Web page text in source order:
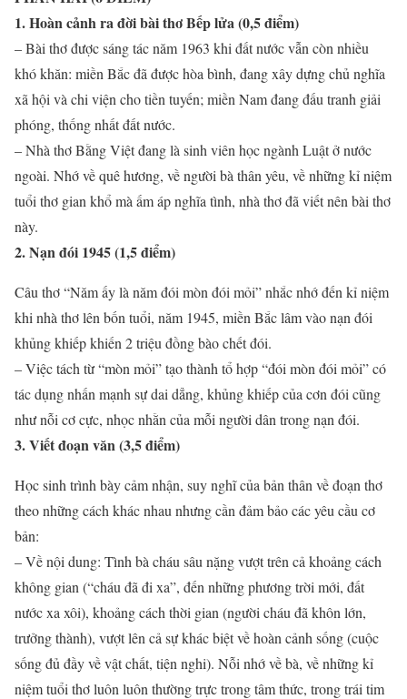
1. Hoàn cảnh ra đời bài thơ Bếp lửa (0,5 điểm)
– Bài thơ được sáng tác năm 1963 khi đất nước vẫn còn nhiều
khó khăn: miền Bắc đã được hòa bình, đang xây dựng chủ nghĩa
xã hội và chi viện cho tiền tuyến; miền Nam đang đấu tranh giải
phóng, thống nhất đất nước.
– Nhà thơ Bằng Việt đang là sinh viên học ngành Luật ở nước
ngoài. Nhớ về quê hương, về người bà thân yêu, về những kỉ niệm
tuổi thơ gian khổ mà ấm áp nghĩa tình, nhà thơ đã viết nên bài thơ
này.
2. Nạn đói 1945 (1,5 điểm)
Câu thơ “Năm ấy là năm đói mòn đói mỏi” nhắc nhớ đến kỉ niệm
khi nhà thơ lên bốn tuổi, năm 1945, miền Bắc lâm vào nạn đói
khủng khiếp khiến 2 triệu đồng bào chết đói.
– Việc tách từ “mòn mỏi” tạo thành tổ hợp “đói mòn đói mỏi” có
tác dụng nhấn mạnh sự dai dẳng, khủng khiếp của cơn đói cũng
như nỗi cơ cực, nhọc nhằn của mỗi người dân trong nạn đói.
3. Viết đoạn văn (3,5 điểm)
Học sinh trình bày cảm nhận, suy nghĩ của bản thân về đoạn thơ
theo những cách khác nhau nhưng cần đảm bảo các yêu cầu cơ
bản:
– Về nội dung: Tình bà cháu sâu nặng vượt trên cả khoảng cách
không gian (“cháu đã đi xa”, đến những phương trời mới, đất
nước xa xôi), khoảng cách thời gian (người cháu đã khôn lớn,
trưởng thành), vượt lên cả sự khác biệt về hoàn cảnh sống (cuộc
sống đủ đầy về vật chất, tiện nghi). Nỗi nhớ về bà, về những kỉ
niệm tuổi thơ luôn luôn thường trực trong tâm thức, trong trái tim